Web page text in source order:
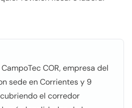
COR, empresa del
sede en Corrientes y 9
el corredor